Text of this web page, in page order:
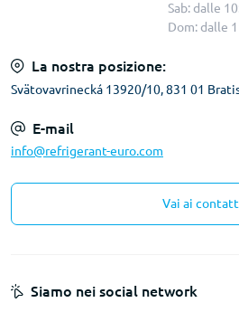
Sab: dalle
Dom: dalle
La nostra posizione:
Svätovavrinecká 13920/10, 831 01
E-mail
info@refrigerant-euro.com
Vai ai
Siamo nei social network